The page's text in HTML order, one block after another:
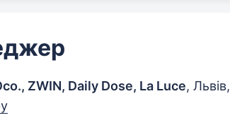
ZWIN, Daily Dose, La Luce, Львів,